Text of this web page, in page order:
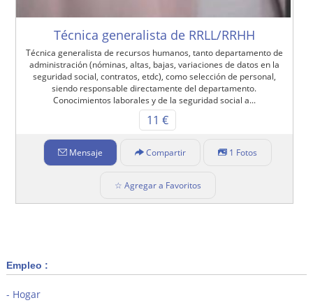
Técnica generalista de RRLL/RRHH
Técnica generalista de recursos humanos, tanto departamento de
administración (nóminas, altas, bajas, variaciones de datos en la
seguridad social, contratos, etdc), como selección de personal,
siendo responsable directamente del departamento.
Conocimientos laborales y de la seguridad social a...
11 €
Mensaje Compartir 1 Fotos
☆ Agregar a Favoritos
Empleo :
Hogar